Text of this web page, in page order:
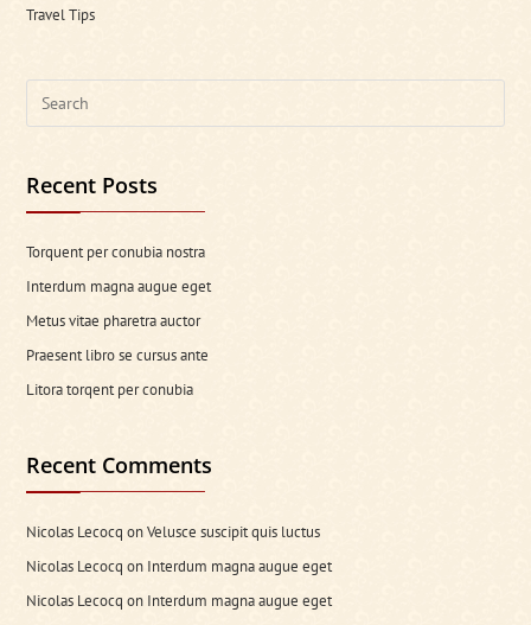
Travel Tips
Search
this
Recent Posts
Torquent per conubia nostra
Interdum magna augue eget
Metus vitae pharetra auctor
Praesent libro se cursus ante
Litora torqent per conubia
Recent Comments
Nicolas Lecocq onVelusce suscipit quis luctus
Nicolas Lecocq on Interdum magna augue eget
Nicolas Lecocq on Interdum magna augue eget